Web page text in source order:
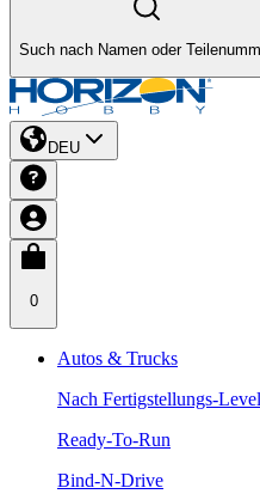
Such nach Namen oder
DEU
0
Autos & Trucks
Nach Fertigstellungs-Level
Ready-To-Run
Bind-N-Drive